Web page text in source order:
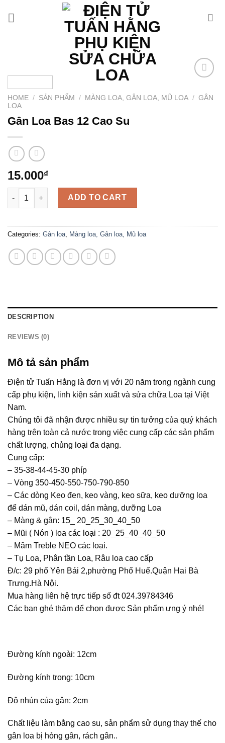
wishlist
HOME / SẢN PHẨM / MÀNG LOA, GÂN LOA, MŨ LOA / GÂN
LOA
Gân Loa Bas 12 Cao Su
15.000₫
Gân Loa Bas 12 Cao Su quantity
ADD TO CART
Categories: Gân loa, Màng loa, Gân loa, Mũ loa
DESCRIPTION
REVIEWS (0)
Mô tả sản phẩm
Điện tử Tuấn Hằng là đơn vị với 20 năm trong ngành cung
cấp phụ kiện, linh kiện sản xuất và sửa chữa Loa tại Việt
Nam.
Chúng tôi đã nhận được nhiều sự tin tưởng của quý khách
hàng trên toàn cả nước trong việc cung cấp các sản phẩm
chất lượng, chủng loại đa dạng.
Cung cấp:
– 35-38-44-45-30 phíp
– Vòng 350-450-550-750-790-850
– Các dòng Keo đen, keo vàng, keo sữa, keo dưỡng loa
để dán mũ, dán coil, dán màng, dưỡng Loa
– Màng & gân: 15_ 20_25_30_40_50
– Mũi ( Nón ) loa các loại : 20_25_40_40_50
– Mâm Treble NEO các loại.
– Tụ Loa, Phân tần Loa, Râu loa cao cấp
Đ/c: 29 phố Yên Bái 2,phường Phố Huế.Quận Hai Bà
Trưng.Hà Nội.
Mua hàng liên hệ trực tiếp số đt 024.39784346
Các bạn ghé thăm để chọn được Sản phẩm ưng ý nhé!
Đường kính ngoài: 12cm
Đường kính trong: 10cm
Độ nhún của gân: 2cm
Chất liệu làm bằng cao su, sản phẩm sử dụng thay thế cho
gân loa bị hỏng gân, rách gân..